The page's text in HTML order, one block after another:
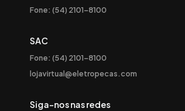
Fone: (54) 2101-8100
SAC
Fone: (54) 2101-8100
lojavirtual@eletropecas.com
Siga-nos nas redes